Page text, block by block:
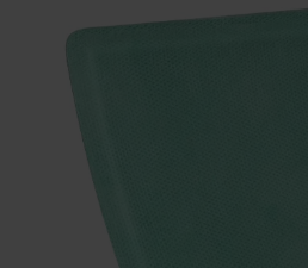
Cutimed
221,98 €
BSN Medical